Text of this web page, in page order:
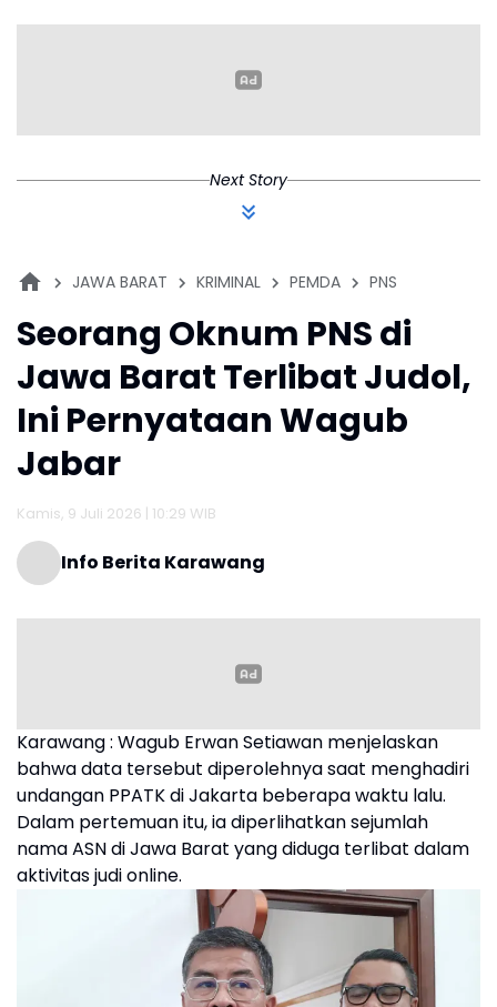
Kapolresta
Next Story
JAWA BARAT KRIMINAL PEMDA PNS
Seorang Oknum PNS di
Jawa Barat Terlibat Judol,
Ini Pernyataan Wagub
Jabar
Kamis, 9 Juli 2026 | 10:29 WIB
Info Berita Karawang
Karawang : Wagub Erwan Setiawan menjelaskan
bahwa data tersebut diperolehnya saat menghadiri
undangan PPATK di Jakarta beberapa waktu lalu.
Dalam pertemuan itu, ia diperlihatkan sejumlah
nama ASN di Jawa Barat yang diduga terlibat dalam
aktivitas judi online.